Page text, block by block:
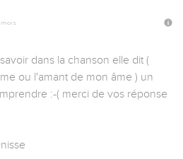
mois
dans la chanson elle dit (
ou l'amant de mon âme ) un
:-( merci de vos réponse